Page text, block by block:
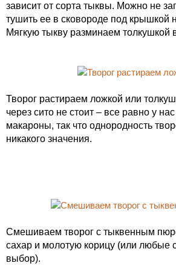
зависит от сорта тыквы. Можно не
тушить ее в сковороде под крышкой
Мягкую тыкву разминаем толкушкой
Творог растираем ложкой или
через сито не стоит – все равно у
макароны, так что однородность
никакого значения.
Смешиваем творог с тыквенным
сахар и молотую корицу (или любые
выбор).